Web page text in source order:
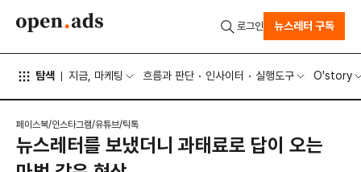
탐색 지금, 마케팅 흐름과 판단 인사이터 실행도구 O'story
로그인 뉴스레터 구독
페이스북/인스타그램/유튜브/틱톡
뉴스레터를 보냈더니 과태료로 답이 오는